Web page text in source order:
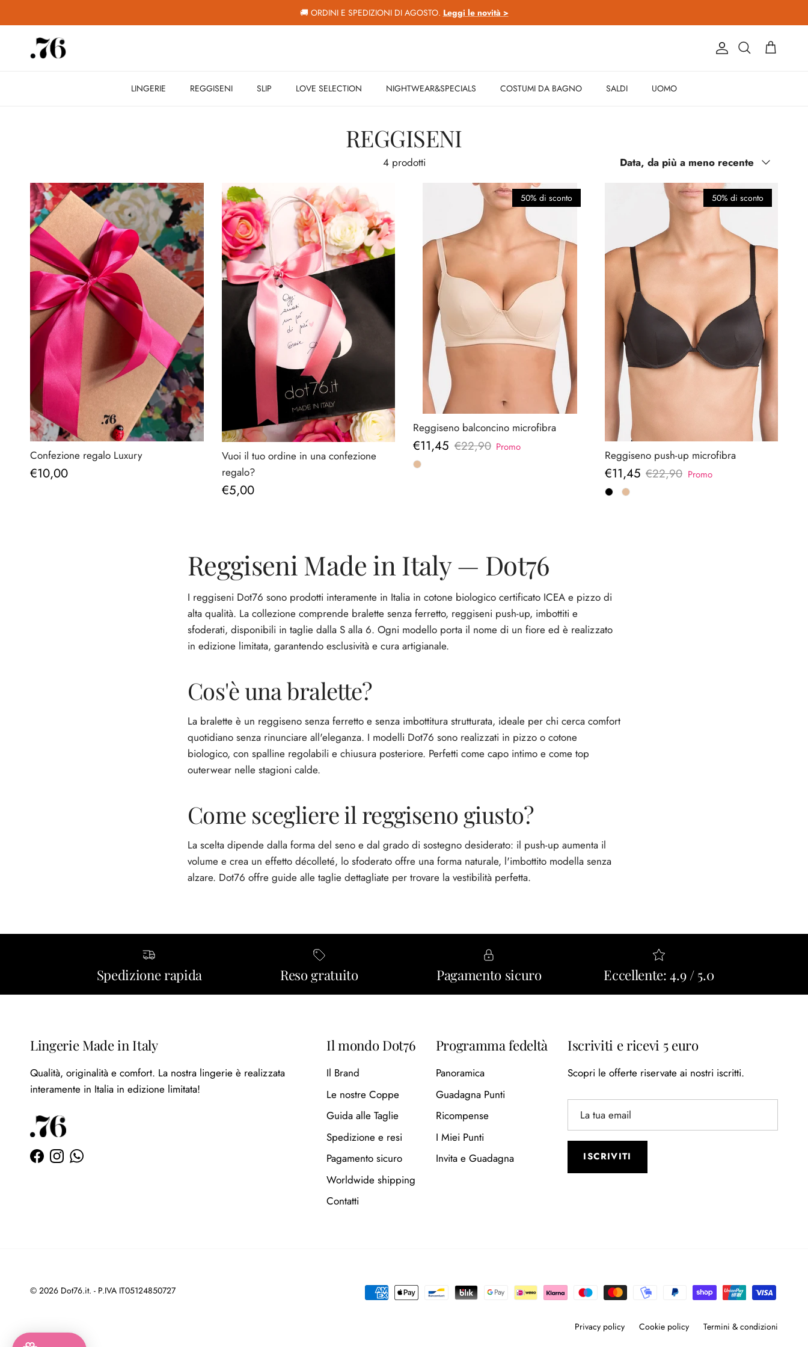
🚚 ORDINI E SPEDIZIONI DI AGOSTO. Leggi le novità >
AccountCerca Carrello
LINGERIE REGGISENI SLIP LOVE SELECTION NIGHTWEAR&SPECIALS COSTUMI DA BAGNO SALDI UOMO
REGGISENI
4 prodotti Ordina per
Data, da più a meno recente
Confezione regalo Luxury
Prezzo normale
€10,00
Vuoi il tuo ordine in una confezione
regalo?
Prezzo normale
€5,00
50% di sconto
Reggiseno balconcino microfibra
Prezzo di vendita
€11,45 Prezzo normale
€22,90 Promo
50% di sconto
Reggiseno push-up microfibra
Prezzo di vendita
€11,45 Prezzo normale
€22,90 Promo
Reggiseni Made in Italy — Dot76
I reggiseni Dot76 sono prodotti interamente in Italia in cotone biologico certificato ICEA e pizzo di
alta qualità. La collezione comprende bralette senza ferretto, reggiseni push-up, imbottiti e
sfoderati, disponibili in taglie dalla S alla 6. Ogni modello porta il nome di un fiore ed è realizzato
in edizione limitata, garantendo esclusività e cura artigianale.
Cos'è una bralette?
La bralette è un reggiseno senza ferretto e senza imbottitura strutturata, ideale per chi cerca comfort
quotidiano senza rinunciare all'eleganza. I modelli Dot76 sono realizzati in pizzo o cotone
biologico, con spalline regolabili e chiusura posteriore. Perfetti come capo intimo e come top
outerwear nelle stagioni calde.
Come scegliere il reggiseno giusto?
La scelta dipende dalla forma del seno e dal grado di sostegno desiderato: il push-up aumenta il
volume e crea un effetto décolleté, lo sfoderato offre una forma naturale, l'imbottito modella senza
alzare. Dot76 offre guide alle taglie dettagliate per trovare la vestibilità perfetta.
Spedizione rapida Reso gratuito Pagamento sicuro Eccellente: 4.9 / 5.0
Lingerie Made in Italy
Qualità, originalità e comfort. La nostra lingerie è realizzata
interamente in Italia in edizione limitata!
Facebook
InstagramWhatsApp
Il mondo Dot76
Il Brand
Le nostre Coppe
Guida alle Taglie
Spedizione e resi
Pagamento sicuro
Worldwide shipping
Contatti
Programma fedeltà
Panoramica
Guadagna Punti
Ricompense
I Miei Punti
Invita e Guadagna
Iscriviti e ricevi 5 euro
Scopri le offerte riservate ai nostri iscritti.
ISCRIVITI
Privacy policy Cookie policy Termini & condizioni
© 2026 Dot76.it. - P.IVA IT05124850727